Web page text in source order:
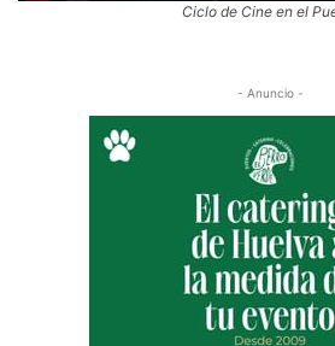
Ciclo de Cine en el
- Anuncio -